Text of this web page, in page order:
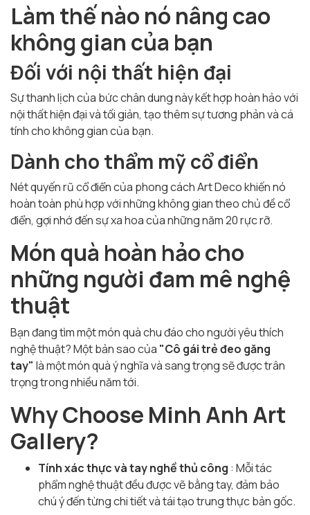
Làm thế nào nó nâng cao
không gian của bạn
Đối với nội thất hiện đại
Sự thanh lịch của bức chân dung này kết hợp hoàn hảo với
nội thất hiện đại và tối giản, tạo thêm sự tương phản và cá
tính cho không gian của bạn.
Dành cho thẩm mỹ cổ điển
Nét quyến rũ cổ điển của phong cách Art Deco khiến nó
hoàn toàn phù hợp với những không gian theo chủ đề cổ
điển, gợi nhớ đến sự xa hoa của những năm 20 rực rỡ.
Món quà hoàn hảo cho
những người đam mê nghệ
thuật
Bạn đang tìm một món quà chu đáo cho người yêu thích
nghệ thuật? Một bản sao của "Cô gái trẻ đeo găng
tay" là một món quà ý nghĩa và sang trọng sẽ được trân
trọng trong nhiều năm tới.
Why Choose Minh Anh Art
Gallery?
Tính xác thực và tay nghề thủ công : Mỗi tác
phẩm nghệ thuật đều được vẽ bằng tay, đảm bảo
chú ý đến từng chi tiết và tái tạo trung thực bản gốc.